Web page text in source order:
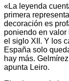
«La leyenda
primera
decoración es
poniendo en
el siglo XII. Y los
España solo
hay más.
apunta Leiro.